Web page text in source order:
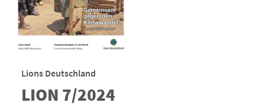
Lions Deutschland
LION 7/2024